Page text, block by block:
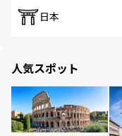
日本
人気スポット